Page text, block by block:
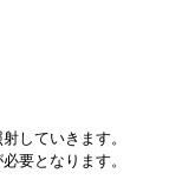
していきます。
要となります。